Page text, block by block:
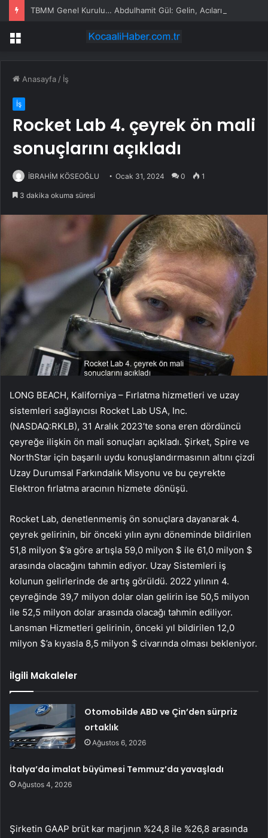
Menü
Anasayfa / İş
İş
Rocket Lab 4. çeyrek ön mali
sonuçlarını açıkladı
İBRAHİM KÖSEOĞLU Ocak 31, 2024 0 1
3 dakika okuma süresi
LONG BEACH, Kaliforniya – Fırlatma hizmetleri ve uzay
sistemleri sağlayıcısı Rocket Lab USA, Inc.
(NASDAQ:RKLB), 31 Aralık 2023’te sona eren dördüncü
çeyreğe ilişkin ön mali sonuçları açıkladı. Şirket, Spire ve
NorthStar için başarılı uydu konuşlandırmasının altını çizdi
Uzay Durumsal Farkındalık Misyonu ve bu çeyrekte
Elektron fırlatma aracının hizmete dönüşü.
Rocket Lab, denetlenmemiş ön sonuçlara dayanarak 4.
çeyrek gelirinin, bir önceki yılın aynı döneminde bildirilen
51,8 milyon $’a göre artışla 59,0 milyon $ ile 61,0 milyon $
arasında olacağını tahmin ediyor. Uzay Sistemleri iş
kolunun gelirlerinde de artış görüldü. 2022 yılının 4.
çeyreğinde 39,7 milyon dolar olan gelirin ise 50,5 milyon
ile 52,5 milyon dolar arasında olacağı tahmin ediliyor.
Lansman Hizmetleri gelirinin, önceki yıl bildirilen 12,0
milyon $’a kıyasla 8,5 milyon $ civarında olması bekleniyor.
İlgili Makaleler
Otomobilde ABD ve Çin’den sürpriz
ortaklık
Ağustos 6, 2026
İtalya’da imalat büyümesi Temmuz’da yavaşladı
Ağustos 4, 2026
Şirketin GAAP brüt kar marjının %24,8 ile %26,8 arasında